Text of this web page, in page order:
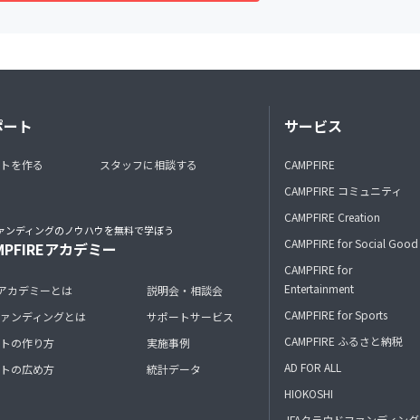
ト
を作る
スタッフに相談する
ンディングのノウハウを無料で学ぼう
アカデミー
カデミーとは
ンディングとは
の作り方
の広め方
説明会・相談会
サポートサービス
実施事例
統計データ
サービス
CAMPFIRE
CAMPFIRE コミュニティ
CAMPFIRE Creation
CAMPFIRE for Social Good
CAMPFIRE for
Entertainment
CAMPFIRE for Sports
CAMPFIRE ふるさと納税
AD FOR ALL
HIOKOSHI